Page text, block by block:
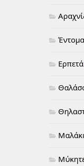
Έντομα
Ερπετά